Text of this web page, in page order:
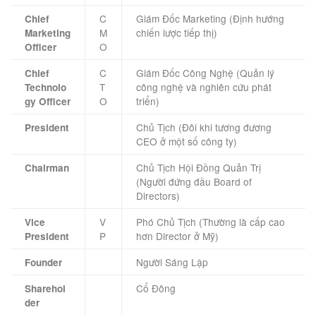
Chief
Marketing
Officer
C
M
O
Giám Đốc Marketing (Định hướng
chiến lược tiếp thị)
Chief
Technolo
gy Officer
C
T
O
Giám Đốc Công Nghệ (Quản lý
công nghệ và nghiên cứu phát
triển)
President
Chủ Tịch (Đôi khi tương đương
CEO ở một số công ty)
Chairman
Chủ Tịch Hội Đồng Quản Trị
(Người đứng đầu Board of
Directors)
Vice
President
V
P
Phó Chủ Tịch (Thường là cấp cao
hơn Director ở Mỹ)
Founder Người Sáng Lập
Sharehol
der
Cổ Đông